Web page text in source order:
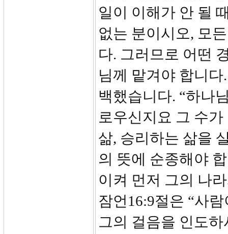
일이 이해가 안 될
없는 분이시오, 모
다. 그러므로 어떤
님께 맡겨야 합니
백했습니다. “하나
로우신지요 그 수
삶, 승리하는 삶을
의 뜻에 순종해야
이켜 먼저 그의 나
잠언16:9절은 “사
그의 걸음을 인도